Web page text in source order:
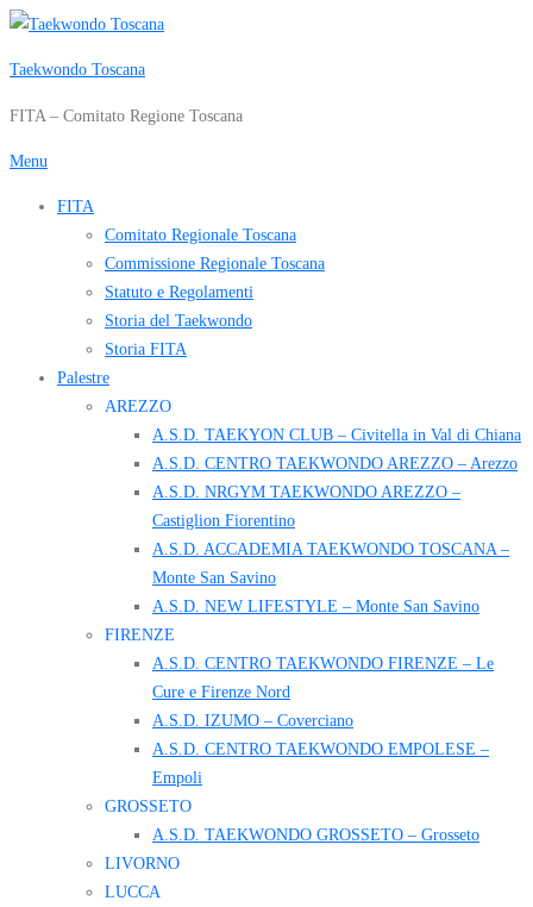
Passa
contenuto
Taekwondo Toscana
FITA – Comitato Regione Toscana
Menu
FITA
Comitato Regionale Toscana
Commissione Regionale Toscana
Statuto e Regolamenti
Storia del Taekwondo
Storia FITA
Palestre
AREZZO
A.S.D. TAEKYON CLUB – Civitella in Val di Chiana
A.S.D. CENTRO TAEKWONDO AREZZO – Arezzo
A.S.D. NRGYM TAEKWONDO AREZZO –
Castiglion Fiorentino
A.S.D. ACCADEMIA TAEKWONDO TOSCANA –
Monte San Savino
A.S.D. NEW LIFESTYLE – Monte San Savino
FIRENZE
A.S.D. CENTRO TAEKWONDO FIRENZE – Le
Cure e Firenze Nord
A.S.D. IZUMO – Coverciano
A.S.D. CENTRO TAEKWONDO EMPOLESE –
Empoli
GROSSETO
A.S.D. TAEKWONDO GROSSETO – Grosseto
LIVORNO
LUCCA